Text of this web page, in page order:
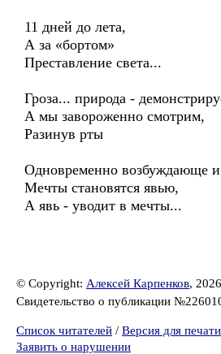
11 дней до лета,
А за «бортом»
Преставление света...
Гроза... природа -
А мы завороженно смотрим,
Разинув рты
Одновременно возбуждающе
Мечты становятся явью,
А явь - уводит в мечты...
© Copyright: Алексей Карпенков, 2026
Свидетельство о публикации
Список читателей / Версия для печати
Заявить о нарушении